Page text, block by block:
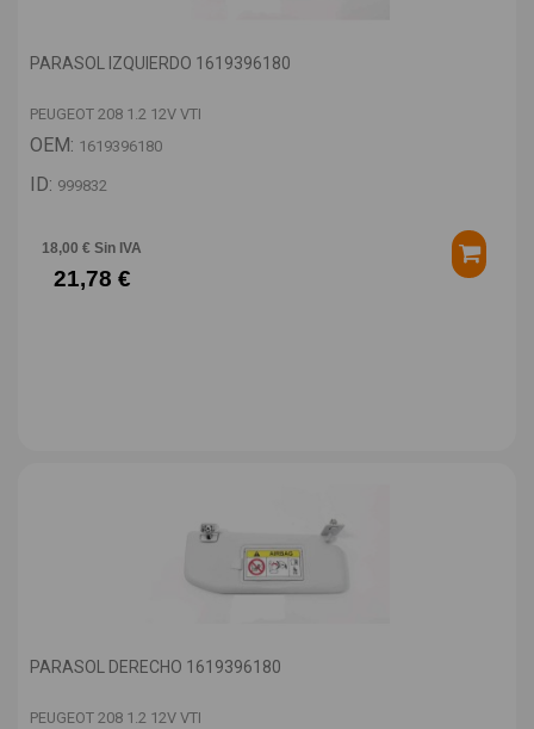
PARASOL IZQUIERDO 1619396180
PEUGEOT 208 1.2 12V VTI
OEM: 1619396180
ID: 999832
18,00 € Sin IVA
21,78 €
PARASOL DERECHO 1619396180
PEUGEOT 208 1.2 12V VTI